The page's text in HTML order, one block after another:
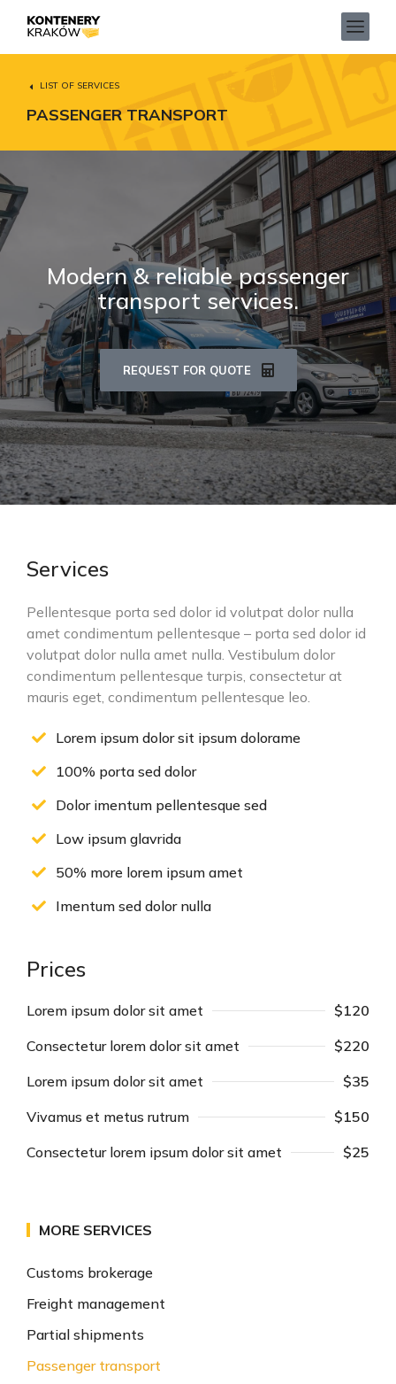
LIST OF SERVICES
PASSENGER TRANSPORT
Modern & reliable passenger
transport services.
REQUEST FOR QUOTE
Services
Pellentesque porta sed dolor id volutpat dolor nulla
amet condimentum pellentesque – porta sed dolor id
volutpat dolor nulla amet nulla. Vestibulum dolor
condimentum pellentesque turpis, consectetur at
mauris eget, condimentum pellentesque leo.
Lorem ipsum dolor sit ipsum dolorame
100% porta sed dolor
Dolor imentum pellentesque sed
Low ipsum glavrida
50% more lorem ipsum amet
Imentum sed dolor nulla
Prices
Lorem ipsum dolor sit amet
$120
Consectetur lorem dolor sit amet
$220
Lorem ipsum dolor sit amet
$35
Vivamus et metus rutrum
$150
Consectetur lorem ipsum dolor sit amet
$25
MORE SERVICES
Customs brokerage
Freight management
Partial shipments
Passenger transport